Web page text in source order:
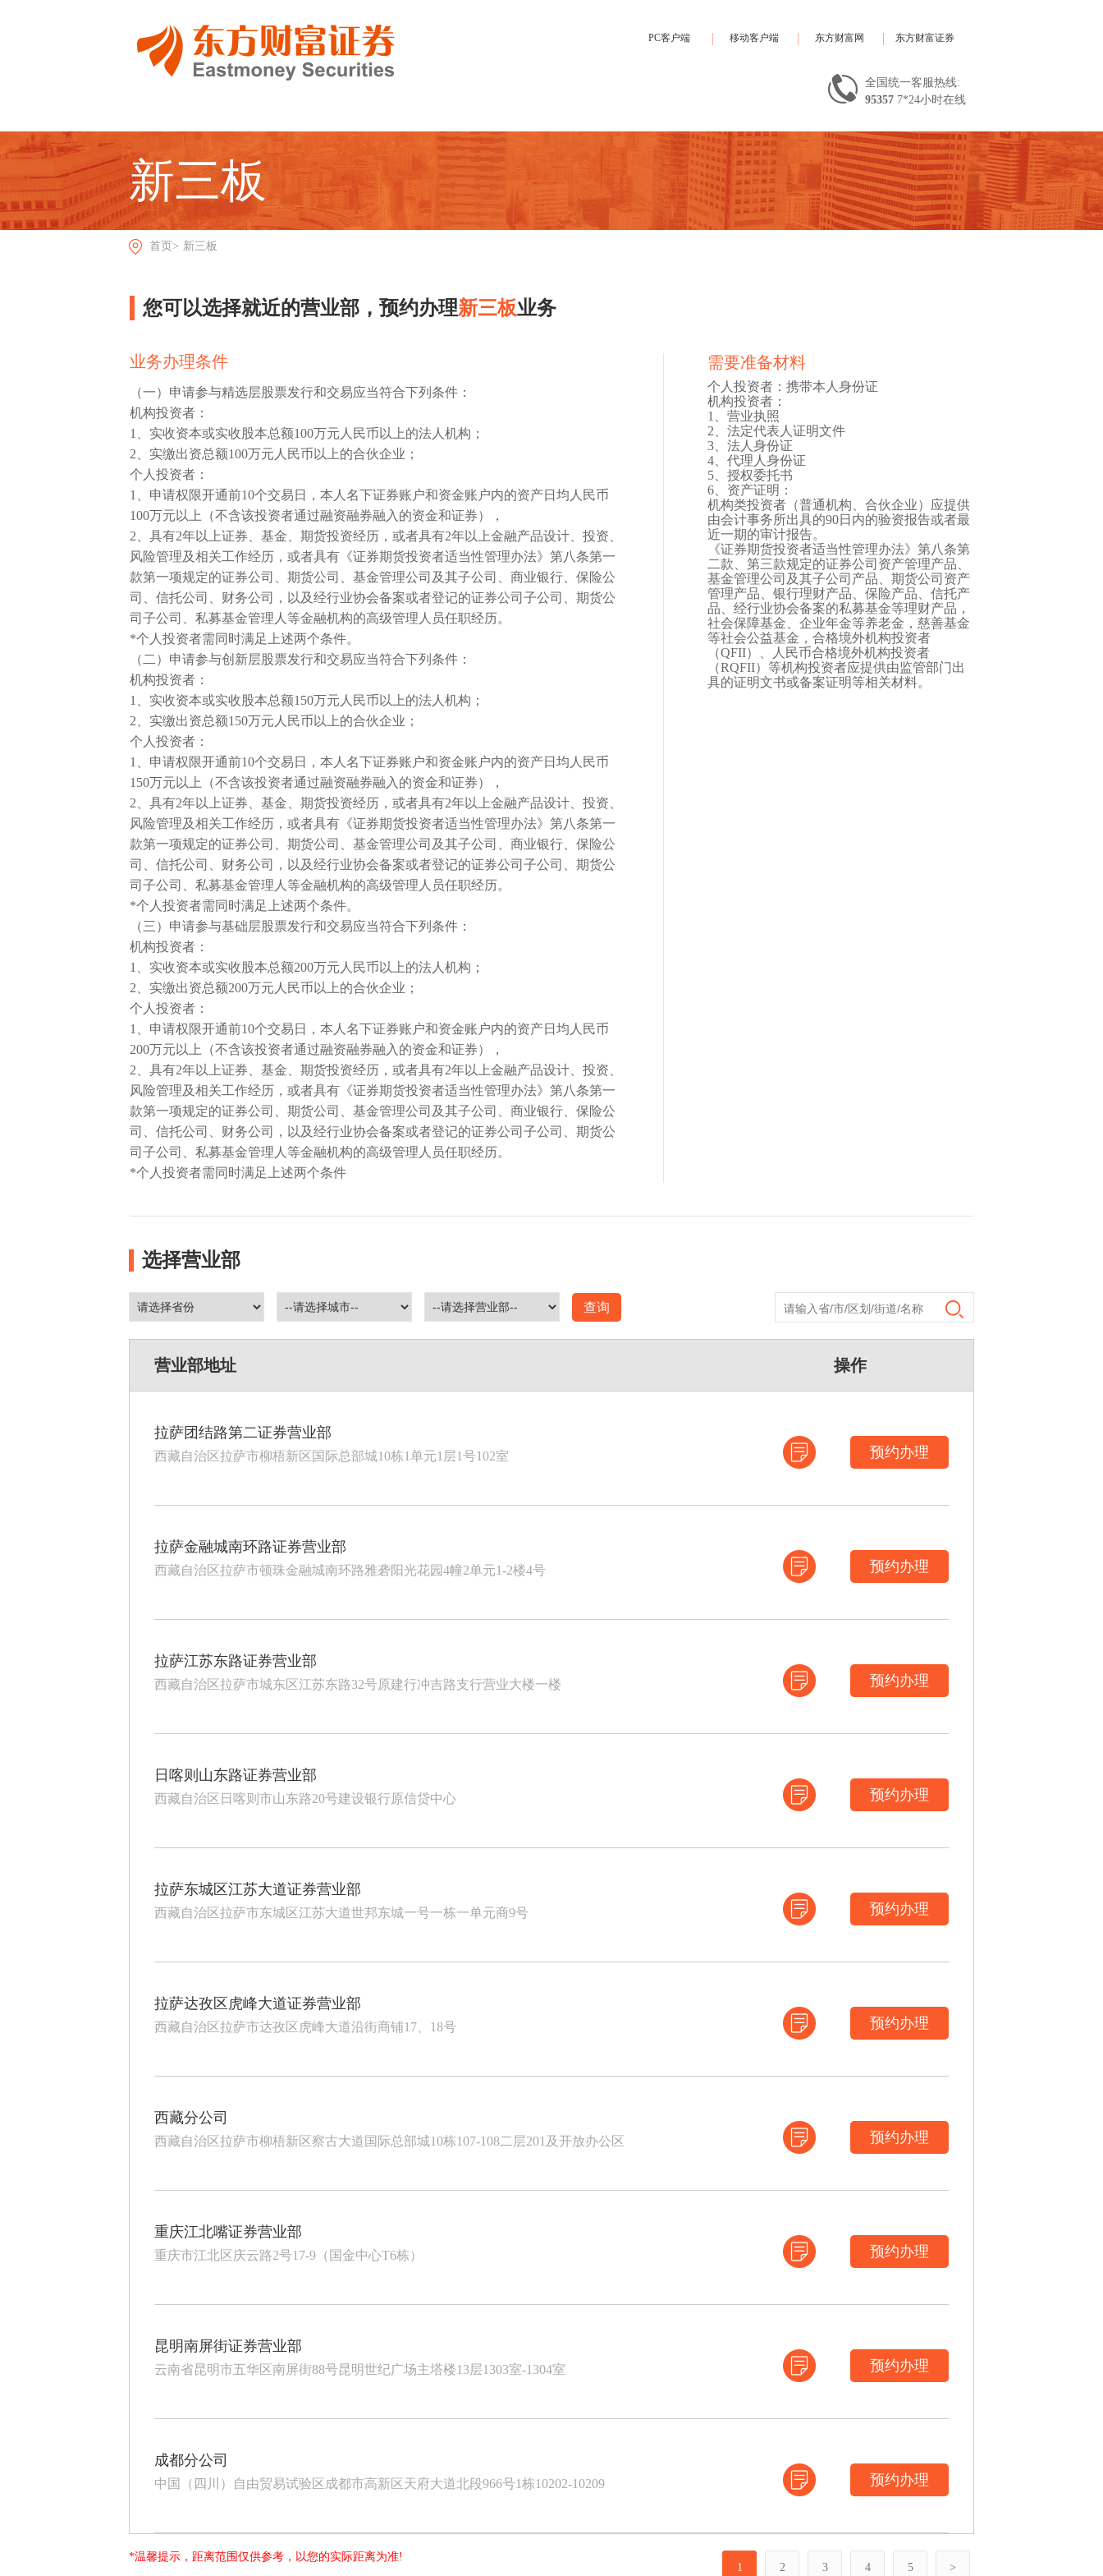
PC客户端 移动客户端 东方财富网 东方财富证券
全国统一客服热线:
95357 7*24小时在线
新三板
首页> 新三板
您可以选择就近的营业部，预约办理新三板业务
业务办理条件
（一）申请参与精选层股票发行和交易应当符合下列条件：
机构投资者：
1、实收资本或实收股本总额100万元人民币以上的法人机构；
2、实缴出资总额100万元人民币以上的合伙企业；
个人投资者：
1、申请权限开通前10个交易日，本人名下证券账户和资金账户内的资产日均人民币
100万元以上（不含该投资者通过融资融券融入的资金和证券），
2、具有2年以上证券、基金、期货投资经历，或者具有2年以上金融产品设计、投资、
风险管理及相关工作经历，或者具有《证券期货投资者适当性管理办法》第八条第一
款第一项规定的证券公司、期货公司、基金管理公司及其子公司、商业银行、保险公
司、信托公司、财务公司，以及经行业协会备案或者登记的证券公司子公司、期货公
司子公司、私募基金管理人等金融机构的高级管理人员任职经历。
*个人投资者需同时满足上述两个条件。
（二）申请参与创新层股票发行和交易应当符合下列条件：
机构投资者：
1、实收资本或实收股本总额150万元人民币以上的法人机构；
2、实缴出资总额150万元人民币以上的合伙企业；
个人投资者：
1、申请权限开通前10个交易日，本人名下证券账户和资金账户内的资产日均人民币
150万元以上（不含该投资者通过融资融券融入的资金和证券），
2、具有2年以上证券、基金、期货投资经历，或者具有2年以上金融产品设计、投资、
风险管理及相关工作经历，或者具有《证券期货投资者适当性管理办法》第八条第一
款第一项规定的证券公司、期货公司、基金管理公司及其子公司、商业银行、保险公
司、信托公司、财务公司，以及经行业协会备案或者登记的证券公司子公司、期货公
司子公司、私募基金管理人等金融机构的高级管理人员任职经历。
*个人投资者需同时满足上述两个条件。
（三）申请参与基础层股票发行和交易应当符合下列条件：
机构投资者：
1、实收资本或实收股本总额200万元人民币以上的法人机构；
2、实缴出资总额200万元人民币以上的合伙企业；
个人投资者：
1、申请权限开通前10个交易日，本人名下证券账户和资金账户内的资产日均人民币
200万元以上（不含该投资者通过融资融券融入的资金和证券），
2、具有2年以上证券、基金、期货投资经历，或者具有2年以上金融产品设计、投资、
风险管理及相关工作经历，或者具有《证券期货投资者适当性管理办法》第八条第一
款第一项规定的证券公司、期货公司、基金管理公司及其子公司、商业银行、保险公
司、信托公司、财务公司，以及经行业协会备案或者登记的证券公司子公司、期货公
司子公司、私募基金管理人等金融机构的高级管理人员任职经历。
*个人投资者需同时满足上述两个条件
需要准备材料
个人投资者：携带本人身份证
机构投资者：
1、营业执照
2、法定代表人证明文件
3、法人身份证
4、代理人身份证
5、授权委托书
6、资产证明：
机构类投资者（普通机构、合伙企业）应提供
由会计事务所出具的90日内的验资报告或者最
近一期的审计报告。
《证券期货投资者适当性管理办法》第八条第
二款、第三款规定的证券公司资产管理产品、
基金管理公司及其子公司产品、期货公司资产
管理产品、银行理财产品、保险产品、信托产
品、经行业协会备案的私募基金等理财产品，
社会保障基金、企业年金等养老金，慈善基金
等社会公益基金，合格境外机构投资者
（QFII）、人民币合格境外机构投资者
（RQFII）等机构投资者应提供由监管部门出
具的证明文书或备案证明等相关材料。
选择营业部
查询
营业部地址 操作
拉萨团结路第二证券营业部
西藏自治区拉萨市柳梧新区国际总部城10栋1单元1层1号102室 预约办理
拉萨金融城南环路证券营业部
西藏自治区拉萨市顿珠金融城南环路雅砻阳光花园4幢2单元1-2楼4号 预约办理
拉萨江苏东路证券营业部
西藏自治区拉萨市城东区江苏东路32号原建行冲吉路支行营业大楼一楼 预约办理
日喀则山东路证券营业部
西藏自治区日喀则市山东路20号建设银行原信贷中心 预约办理
拉萨东城区江苏大道证券营业部
西藏自治区拉萨市东城区江苏大道世邦东城一号一栋一单元商9号 预约办理
拉萨达孜区虎峰大道证券营业部
西藏自治区拉萨市达孜区虎峰大道沿街商铺17、18号 预约办理
西藏分公司
西藏自治区拉萨市柳梧新区察古大道国际总部城10栋107-108二层201及开放办公区 预约办理
重庆江北嘴证券营业部
重庆市江北区庆云路2号17-9（国金中心T6栋） 预约办理
昆明南屏街证券营业部
云南省昆明市五华区南屏街88号昆明世纪广场主塔楼13层1303室-1304室 预约办理
成都分公司
中国（四川）自由贸易试验区成都市高新区天府大道北段966号1栋10202-10209 预约办理
*温馨提示，距离范围仅供参考，以您的实际距离为准!
1
2 3 4 5 >